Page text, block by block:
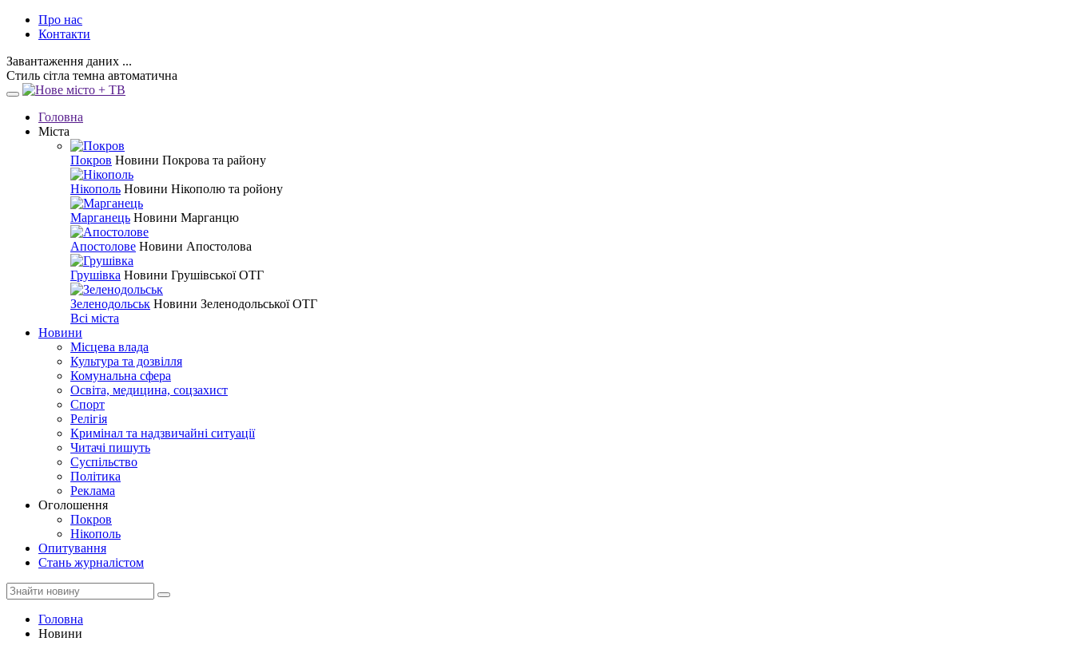
Про нас
Контакти
Завантаження даних ...
Стиль сітла темна автоматична
Головна
Міста
Покров Новини Покрова та району
Нікополь Новини Нікополю та ройону
Марганець Новини Марганцю
Апостолове Новини Апостолова
Грушівка Новини Грушівської ОТГ
Зеленодольськ Новини Зеленодольської ОТГ
Всі міста
Новини
Місцева влада
Культура та дозвілля
Комунальна сфера
Освіта, медицина, соцзахист
Спорт
Релігія
Кримінал та надзвичайні ситуації
Читачі пишуть
Суспільство
Політика
Реклама
Оголошення
Покров
Нікополь
Опитування
Стань журналістом
Головна
Новини